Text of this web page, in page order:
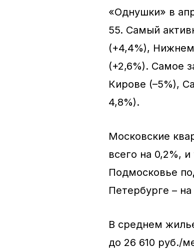
«Однушки» в
55. Самый
(+4,4%),
(+2,6%). Самое
Кирове (–5%),
4,8%).
Московские
всего на 0,2%,
Подмосковье
Петербурге –
В среднем
до 26 610 руб./